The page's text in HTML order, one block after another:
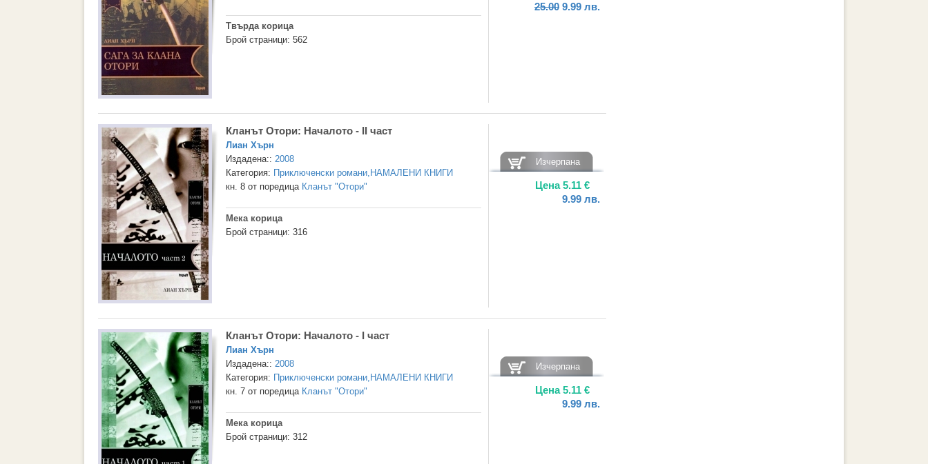
Твърда корица
Брой страници: 562
25.00 9.99 лв.
Кланът Отори: Началото - II част
Лиан Хърн
Издадена:: 2008
Категория: Приключенски романи, НАМАЛЕНИ КНИГИ
кн. 8 от поредица Кланът "Отори"
Мека корица
Брой страници: 316
Изчерпана
Цена5.11 €
9.99 лв.
Кланът Отори: Началото - I част
Лиан Хърн
Издадена:: 2008
Категория: Приключенски романи, НАМАЛЕНИ КНИГИ
кн. 7 от поредица Кланът "Отори"
Мека корица
Брой страници: 312
Изчерпана
Цена5.11 €
9.99 лв.